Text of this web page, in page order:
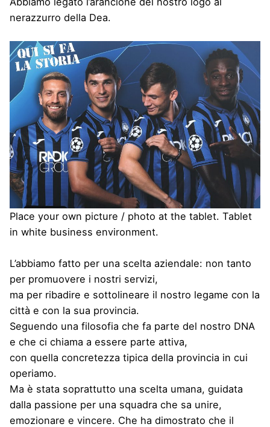
nerazzurro della Dea.
Place your own picture / photo at the tablet. Tablet
in white business environment.
L’abbiamo fatto per una scelta aziendale: non tanto
per promuovere i nostri servizi,
ma per ribadire e sottolineare il nostro legame con la
città e con la sua provincia.
Seguendo una filosofia che fa parte del nostro DNA
e che ci chiama a essere parte attiva,
con quella concretezza tipica della provincia in cui
operiamo.
Ma è stata soprattutto una scelta umana, guidata
dalla passione per una squadra che sa unire,
emozionare e vincere. Che ha dimostrato che il